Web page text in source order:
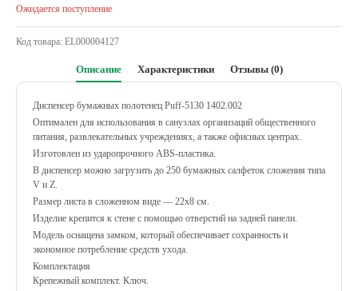
Ожидается поступление
Код товара: EL000004127
Описание Характеристики Отзывы (0)
Диспенсер бумажных полотенец Puff-5130 1402.002
Оптимален для использования в санузлах организаций общественного
питания, развлекательных учреждениях, а также офисных центрах.
Изготовлен из ударопрочного ABS-пластика.
В диспенсер можно загрузить до 250 бумажных салфеток сложения типа
V и Z.
Размер листа в сложенном виде — 22х8 см.
Изделие крепится к стене с помощью отверстий на задней панели.
Модель оснащена замком, который обеспечивает сохранность и
экономное потребление средств ухода.
Комплектация
Крепежный комплект. Ключ.